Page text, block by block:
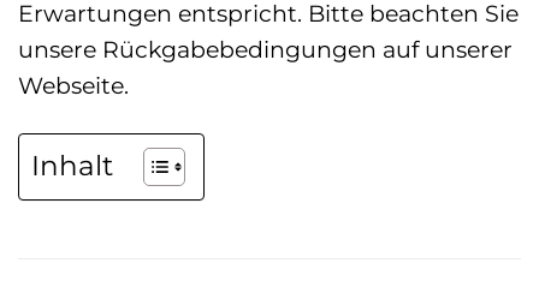
Erwartungen entspricht. Bitte beachten Sie
unsere Rückgabebedingungen auf unserer
Webseite.
Inhalt